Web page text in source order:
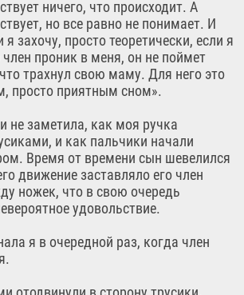
ничего, что происходит. А
но все равно не понимает. И
захочу, просто теоретически, если я
член проник в меня, он не поймет
трахнул свою маму. Для него это
просто приятным сном».
не заметила, как моя ручка
и как пальчики начали
Время от времени сын шевелился
движение заставляло его член
ножек, что в свою очередь
удовольствие.
я в очередной раз, когда член